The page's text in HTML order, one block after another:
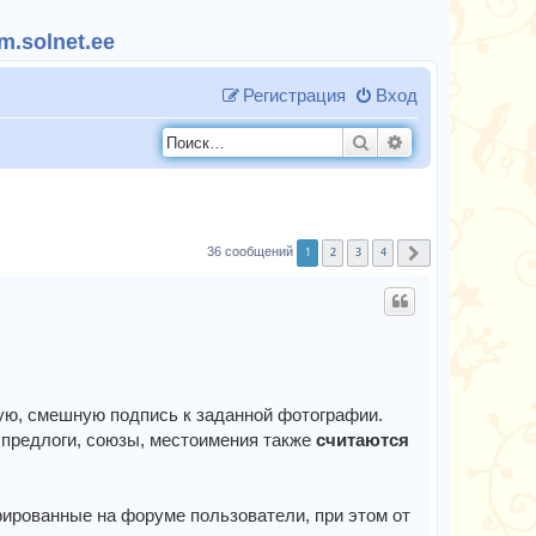
Вход
Регистрация
Поиск
36 сообщений 1 2 3 4
смешную подпись к заданной фотографии.
союзы, местоимения такжесчитаются
на форуме пользователи, при этом от